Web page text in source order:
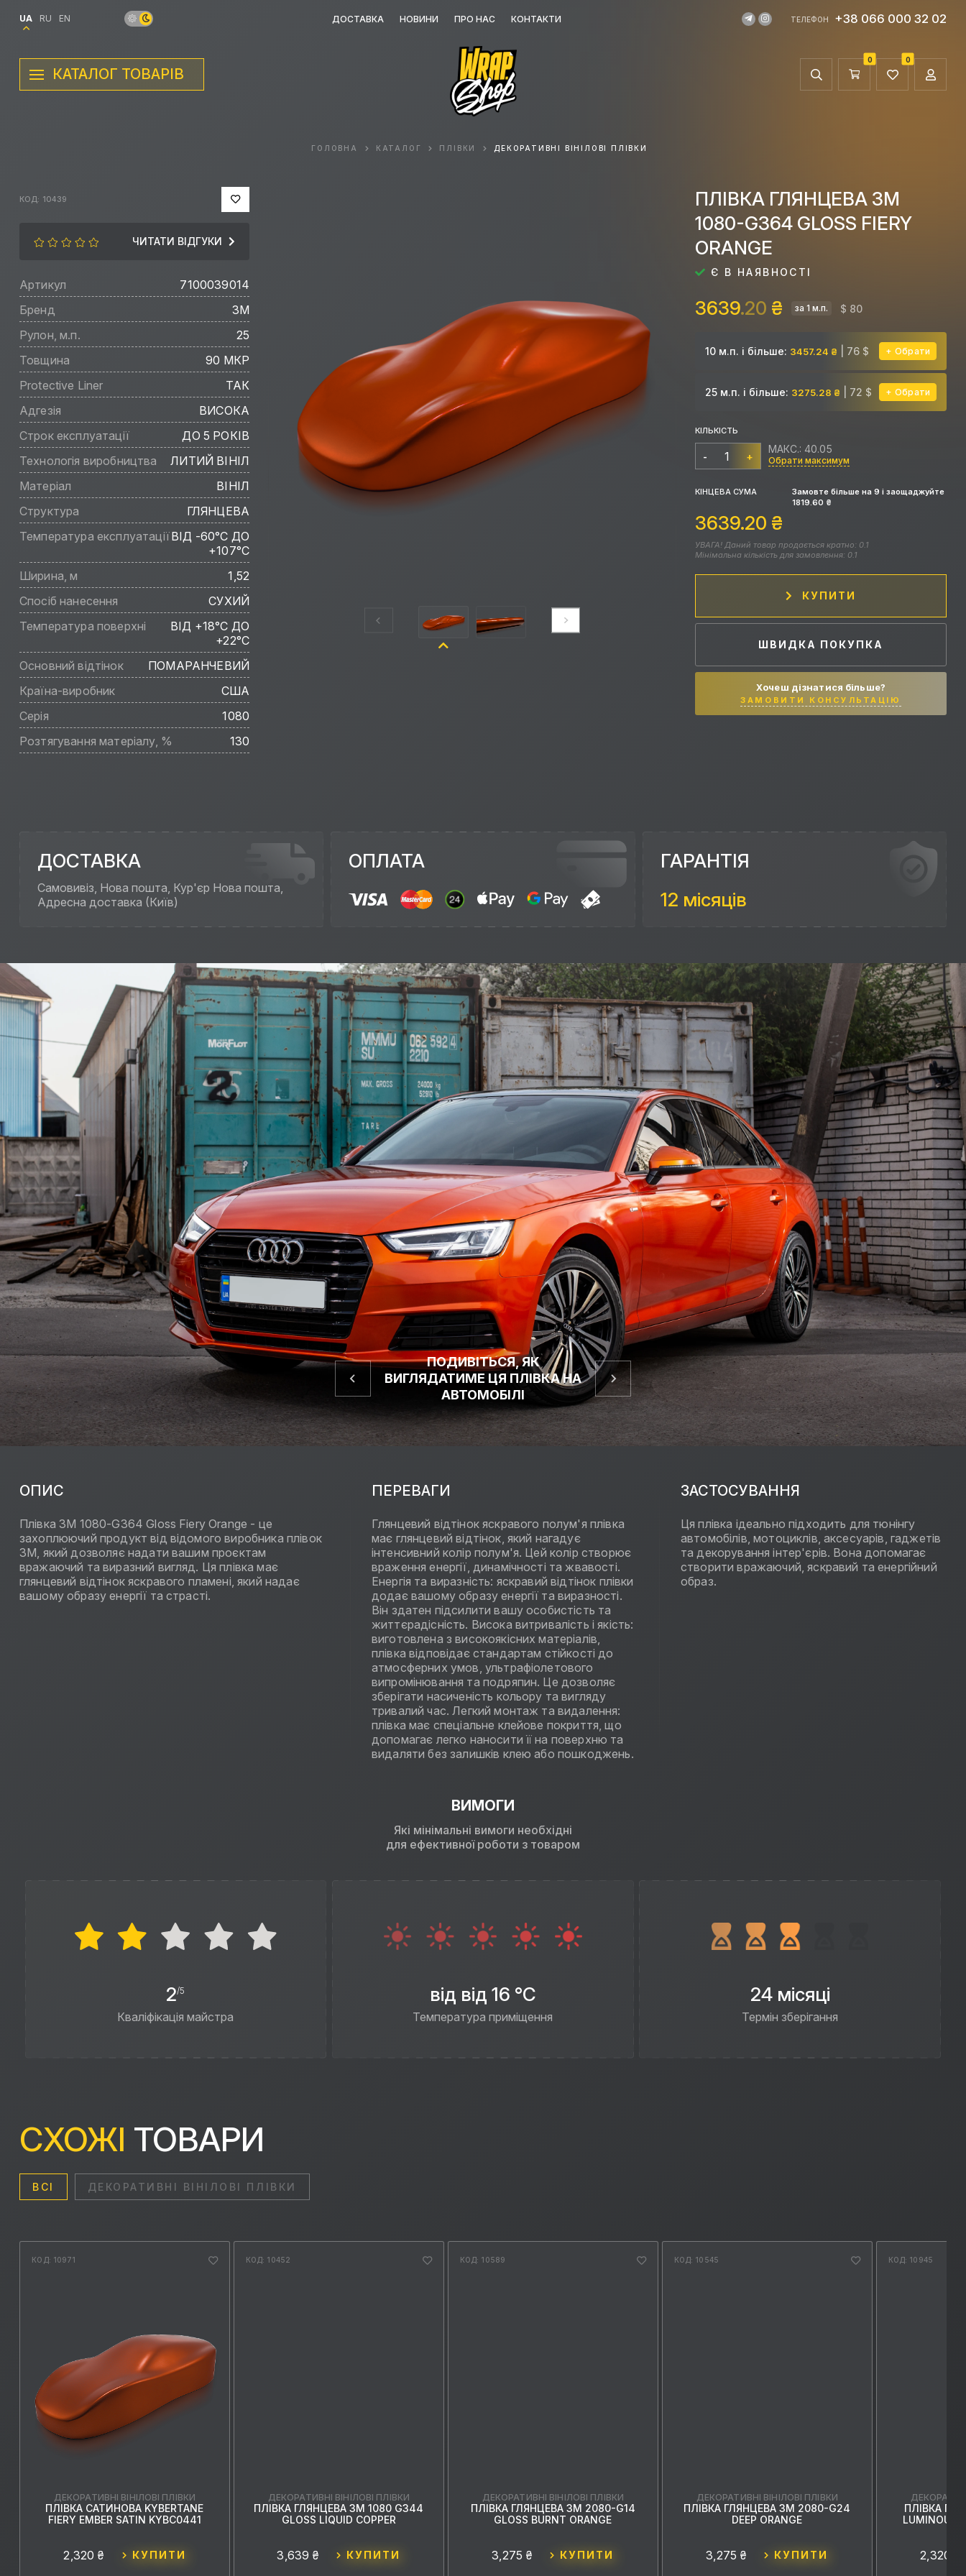
UA RU EN ДОСТАВКА НОВИНИ ПРО НАС КОНТАКТИ ТЕЛЕФОН +38 066 000 32 02
КАТАЛОГ ТОВАРІВ
0 0
ГОЛОВНА КАТАЛОГ ПЛІВКИ ДЕКОРАТИВНІ ВІНІЛОВІ ПЛІВКИ
КОД: 10439
ЧИТАТИ ВІДГУКИ
Артикул
7100039014
Бренд
3M
Рулон, м.п.
25
Товщина
90 МКР
Protective Liner
ТАК
Адгезія
ВИСОКА
Строк експлуатації
ДО 5 РОКІВ
Технологія виробництва
ЛИТИЙ ВІНІЛ
Матеріал
ВІНІЛ
Структура
ГЛЯНЦЕВА
Температура експлуатаціїВІД -60°C ДО
+107°C
Ширина, м
1,52
Спосіб нанесення
СУХИЙ
Температура поверхні
ВІД +18°C ДО
+22°C
Основний відтінок
ПОМАРАНЧЕВИЙ
Країна-виробник
США
Серія
1080
Розтягування матеріалу, %
130
ПЛІВКА ГЛЯНЦЕВА 3M
1080-G364 GLOSS FIERY
ORANGE
Є В НАЯВНОСТІ
3639.20 ₴ за 1 м.п. $ 80
10 м.п. і більше: 3457.24 ₴ | 76 $ Обрати
25 м.п. і більше: 3275.28 ₴ | 72 $ Обрати
КІЛЬКІСТЬ
- +
МАКС.: 40.05
Обрати максимум
КІНЦЕВА СУМА Замовте більше на 9 і заощаджуйте
1819.60 ₴
3639.20 ₴
УВАГА! Даний товар продається кратно: 0.1
Мінімальна кількість для замовлення: 0.1
КУПИТИ
ШВИДКА ПОКУПКА
Хочеш дізнатися більше?
ЗАМОВИТИ КОНСУЛЬТАЦІЮ
ДОСТАВКА
Самовивіз, Нова пошта, Кур'єр Нова пошта,
Адресна доставка (Київ)
ОПЛАТА
ГАРАНТІЯ
12 місяців
ПОДИВІТЬСЯ, ЯК
ВИГЛЯДАТИМЕ ЦЯ ПЛІВКА НА
АВТОМОБІЛІ
ОПИС
Плівка 3M 1080-G364 Gloss Fiery Orange - це
захоплюючий продукт від відомого виробника плівок
3M, який дозволяє надати вашим проєктам
вражаючий та виразний вигляд. Ця плівка має
глянцевий відтінок яскравого пламені, який надає
вашому образу енергії та страсті.
ПЕРЕВАГИ
Глянцевий відтінок яскравого полум'я плівка
має глянцевий відтінок, який нагадує
інтенсивний колір полум'я. Цей колір створює
враження енергії, динамічності та жвавості.
Енергія та виразність: яскравий відтінок плівки
додає вашому образу енергії та виразності.
Він здатен підсилити вашу особистість та
життєрадісність. Висока витривалість і якість:
виготовлена з високоякісних матеріалів,
плівка відповідає стандартам стійкості до
атмосферних умов, ультрафіолетового
випромінювання та подряпин. Це дозволяє
зберігати насиченість кольору та вигляду
тривалий час. Легкий монтаж та видалення:
плівка має спеціальне клейове покриття, що
допомагає легко наносити її на поверхню та
видаляти без залишків клею або пошкоджень.
ЗАСТОСУВАННЯ
Ця плівка ідеально підходить для тюнінгу
автомобілів, мотоциклів, аксесуарів, гаджетів
та декорування інтер'єрів. Вона допомагає
створити вражаючий, яскравий та енергійний
образ.
ВИМОГИ
Які мінімальні вимоги необхідні
для ефективної роботи з товаром
2/5
Кваліфікація майстра
від від 16 °C
Температура приміщення
24 місяці
Термін зберігання
СХОЖІ ТОВАРИ
ВСІ ДЕКОРАТИВНІ ВІНІЛОВІ ПЛІВКИ
КОД: 10971
ДЕКОРАТИВНІ ВІНІЛОВІ ПЛІВКИ
ПЛІВКА САТИНОВА KYBERTANE
FIERY EMBER SATIN KYBC0441
2,320 ₴ КУПИТИ
КОД: 10452
ДЕКОРАТИВНІ ВІНІЛОВІ ПЛІВКИ
ПЛІВКА ГЛЯНЦЕВА 3M 1080 G344
GLOSS LIQUID COPPER
3,639 ₴ КУПИТИ
КОД: 10589
ДЕКОРАТИВНІ ВІНІЛОВІ ПЛІВКИ
ПЛІВКА ГЛЯНЦЕВА 3M 2080-G14
GLOSS BURNT ORANGE
3,275 ₴ КУПИТИ
КОД: 10545
ДЕКОРАТИВНІ ВІНІЛОВІ ПЛІВКИ
ПЛІВКА ГЛЯНЦЕВА 3M 2080-G24
DEEP ORANGE
3,275 ₴ КУПИТИ
КОД: 10945
ПЛІВКА
LUMINOUS
2,320 ₴